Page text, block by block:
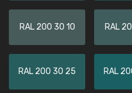
RAL 200 30 10 RAL
RAL 200 30 25 RAL